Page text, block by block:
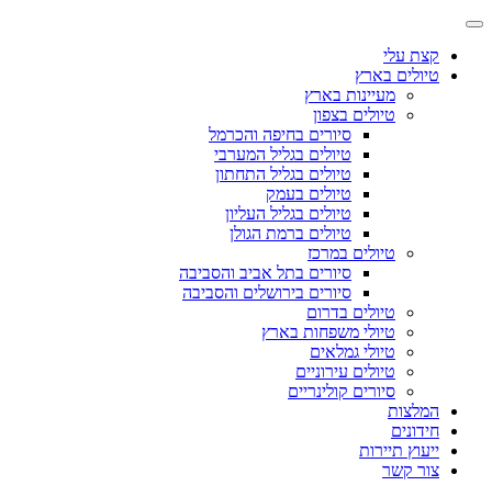
קצת עלי
טיולים בארץ
מעיינות בארץ
טיולים בצפון
סיורים בחיפה והכרמל
טיולים בגליל המערבי
טיולים בגליל התחתון
טיולים בעמק
טיולים בגליל העליון
טיולים ברמת הגולן
טיולים במרכז
סיורים בתל אביב והסביבה
סיורים בירושלים והסביבה
טיולים בדרום
טיולי משפחות בארץ
טיולי גמלאים
טיולים עירוניים
סיורים קולינריים
המלצות
חידונים
ייעוץ תיירות
צור קשר